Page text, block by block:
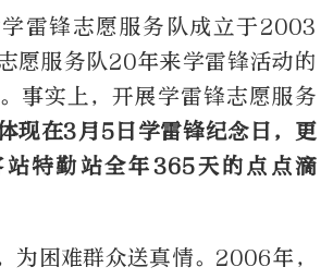
雷锋志愿服务队成立于2003
愿服务队20年来学雷锋活动的
事实上，开展学雷锋志愿服务
现在3月5日学雷锋纪念日，更
站特勤站全年365天的点点滴
为困难群众送真情。2006年，